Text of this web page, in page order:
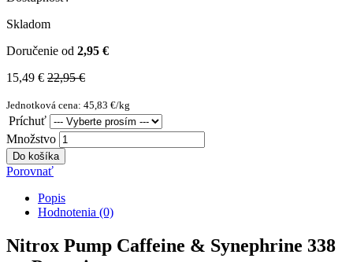
Skladom
Doručenie od 2,95 €
15,49 € 22,95 €
Jednotková cena: 45,83 €/kg
Príchuť
Množstvo
Do košíka
Porovnať
Popis
Hodnotenia (0)
Nitrox Pump Caffeine & Synephrine 338